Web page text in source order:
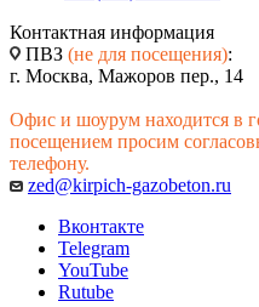
Контактная информация
ПВЗ (не для посещения):
г. Москва, Мажоров пер., 14
Офис и шоурум находится в
посещением просим
телефону.
zed@kirpich-gazobeton.ru
Вконтакте
Telegram
YouTube
Rutube